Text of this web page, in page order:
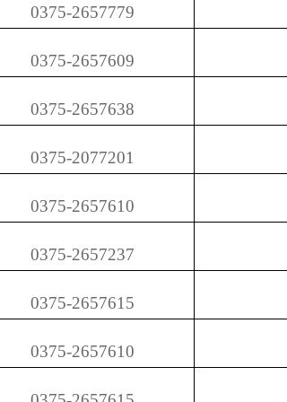
0375-2657779
0375-2657609
0375-2657638
0375-2077201
0375-2657610
0375-2657237
0375-2657615
0375-2657610